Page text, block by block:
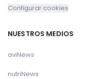
Configurar cookies
NUESTROS MEDIOS
aviNews
nutriNews